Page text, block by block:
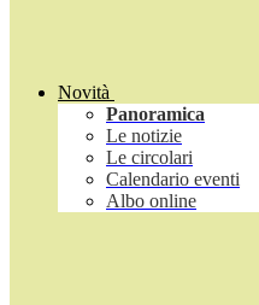
Novità
Panoramica
Le notizie
Le circolari
Calendario eventi
Albo online